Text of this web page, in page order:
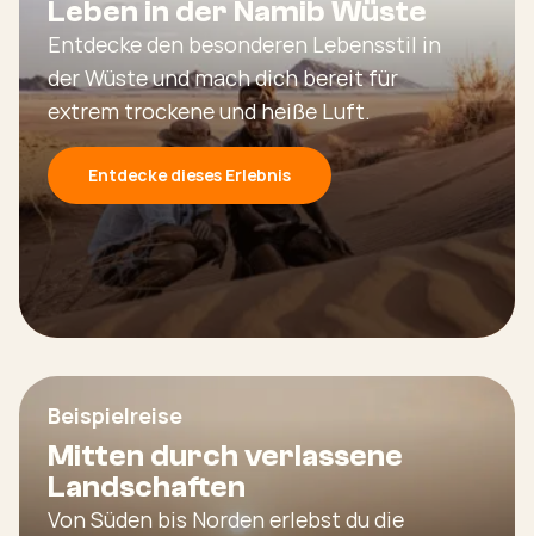
Leben in der Namib Wüste
Entdecke den besonderen Lebensstil in
der Wüste und mach dich bereit für
extrem trockene und heiße Luft.
Entdecke dieses Erlebnis
Beispielreise
Mitten durch verlassene
Landschaften
Von Süden bis Norden erlebst du die